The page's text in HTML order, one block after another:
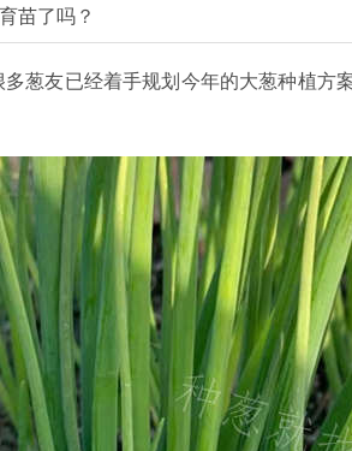
苗了吗？
葱友已经着手规划今年的大葱种植方